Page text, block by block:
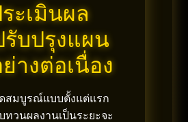
ะเมินผล
บปรุงแผน
างต่อเนื่อง
สมบูรณ์แบบตั้งแต่แรก
ทวนผลงานเป็นระยะจะ